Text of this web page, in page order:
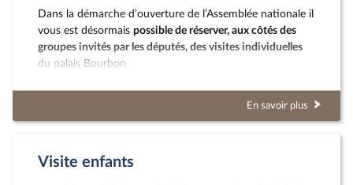
Dans la démarche d’ouverture de l’Assemblée nationale il
vous est désormais possible de réserver, aux côtés des
groupes invités par les députés, des visites individuelles
du palais Bourbon.
En savoir plus
Visite enfants